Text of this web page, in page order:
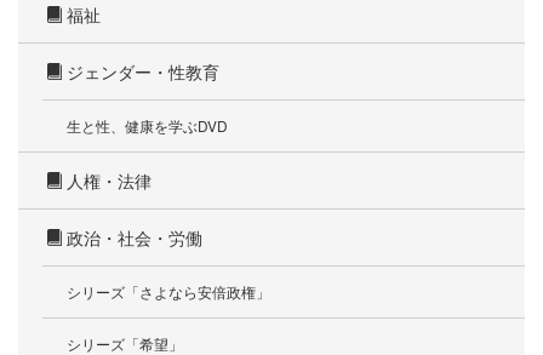
福祉
ジェンダー・性教育
生と性、健康を学ぶDVD
人権・法律
政治・社会・労働
シリーズ「さよなら安倍政権」
シリーズ「希望」